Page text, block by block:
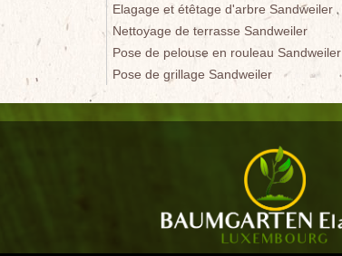
Elagage et étêtage d'arbre Sandweiler
Nettoyage de terrasse Sandweiler
Pose de pelouse en rouleau Sandweiler
Pose de grillage Sandweiler